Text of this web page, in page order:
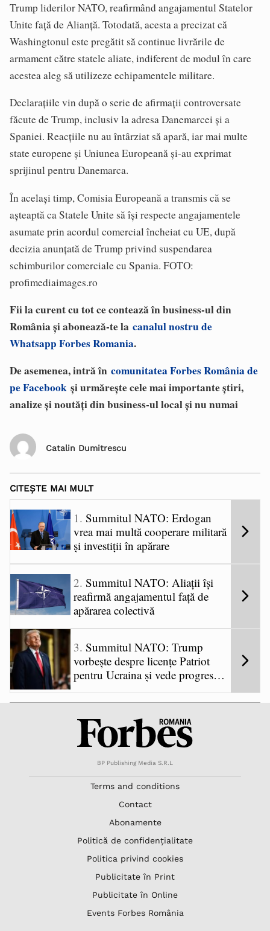
Trump liderilor NATO, reafirmând angajamentul Statelor
Unite față de Alianță. Totodată, acesta a precizat că
Washingtonul este pregătit să continue livrările de
armament către statele aliate, indiferent de modul în care
acestea aleg să utilizeze echipamentele militare.
Declarațiile vin după o serie de afirmații controversate
făcute de Trump, inclusiv la adresa Danemarcei și a
Spaniei. Reacțiile nu au întârziat să apară, iar mai multe
state europene și Uniunea Europeană și-au exprimat
sprijinul pentru Danemarca.
În același timp, Comisia Europeană a transmis că se
așteaptă ca Statele Unite să își respecte angajamentele
asumate prin acordul comercial încheiat cu UE, după
decizia anunțată de Trump privind suspendarea
schimburilor comerciale cu Spania. FOTO:
profimediaimages.ro
Fii la curent cu tot ce contează în business-ul din
România și abonează-te la canalul nostru de
Whatsapp Forbes Romania.
De asemenea, intră în comunitatea Forbes România de
pe Facebook și urmărește cele mai importante știri,
analize și noutăți din business-ul local și nu numai
Catalin Dumitrescu
CITEȘTE MAI MULT
Summitul NATO: Erdogan
vrea mai multă cooperare militară
și investiții în apărare
Summitul NATO: Aliații își
reafirmă angajamentul față de
apărarea colectivă
Summitul NATO: Trump
vorbește despre licențe Patriot
pentru Ucraina și vede progrese
BP Publishing Media S.R.L
Terms and conditions
Contact
Abonamente
Politică de confidențialitate
Politica privind cookies
Publicitate în Print
Publicitate în Online
Events Forbes România